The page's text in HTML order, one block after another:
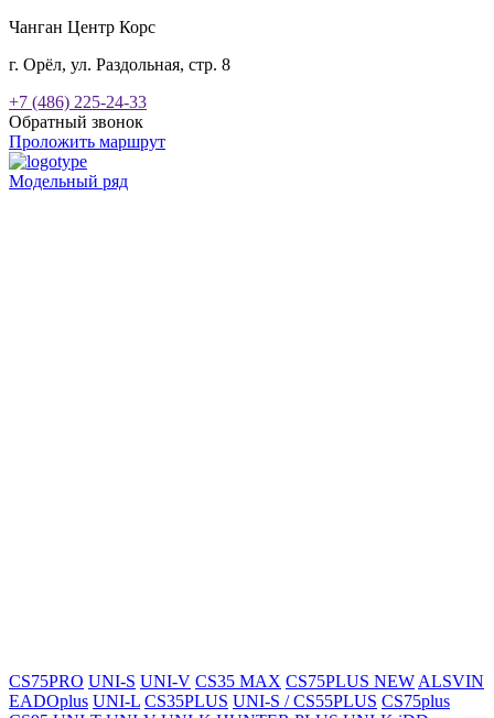
Чанган Центр Корс
г. Орёл, ул. Раздольная, стр. 8
+7 (486) 225-24-33
Обратный звонок
Проложить маршрут
Модельный ряд
CS75PRO UNI-S UNI-V CS35 MAX CS75PLUS NEW ALSVIN
EADOplus UNI-L CS35PLUS UNI-S / CS55PLUS CS75plus